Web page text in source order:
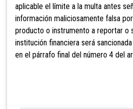
aplicable el límite a la multa antes
información maliciosamente falsa
producto o instrumento a reportar o
institución financiera será
en el párrafo final del número 4 del